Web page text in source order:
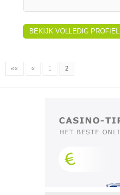
BEKIJK VOLLEDIG PROFIEL
«« « 1 2